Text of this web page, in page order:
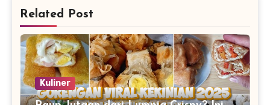
Related Post
Kuliner